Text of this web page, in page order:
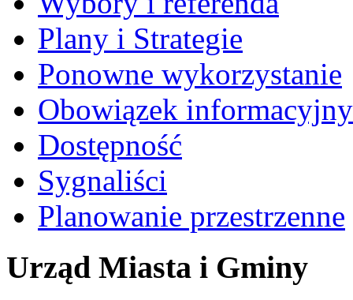
Plany i Strategie
Ponowne wykorzystanie
Obowiązek informacyjny
Dostępność
Sygnaliści
Planowanie przestrzenne
Urząd Miasta i Gminy